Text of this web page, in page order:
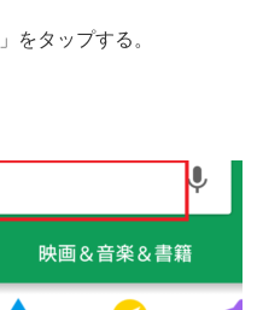
」をタップする。